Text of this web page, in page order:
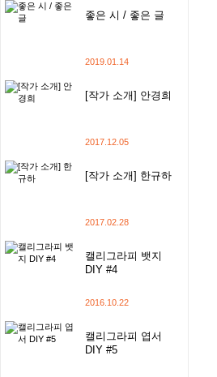
좋은 시 / 좋은 글
2019.01.14
[작가 소개] 안경희
2017.12.05
[작가 소개] 한규하
2017.02.28
캘리그라피 뱃지
DIY #4
2016.10.22
캘리그라피 엽서
DIY #5